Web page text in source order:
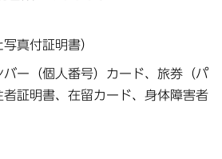
真付証明書）
ー（個人番号）カード、旅券（パ
者証明書、在留カード、身体障害者